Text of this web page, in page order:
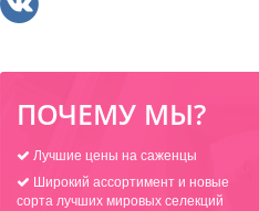
ПОЧЕМУ МЫ?
Лучшие цены на саженцы
Широкий ассортимент и новые
сорта лучших мировых селекций